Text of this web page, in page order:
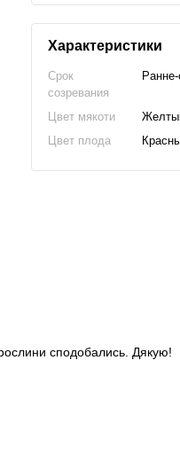
Характеристики
Срок
созревания
Цвет мякоти
Цвет плода
сподобались. Дякую!